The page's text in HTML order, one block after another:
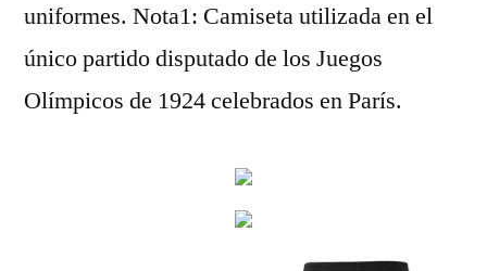
uniformes. Nota1: Camiseta utilizada en el
único partido disputado de los Juegos
Olímpicos de 1924 celebrados en París.